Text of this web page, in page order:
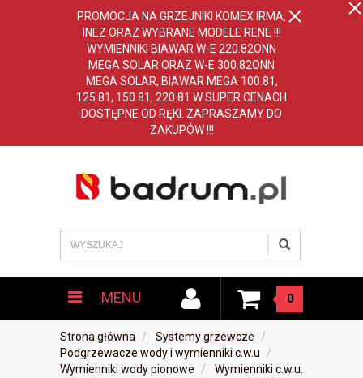
PROMOCJA NA GRZEJNIKI KOMEX IRMA,
INEZ ORAZ WYBRANE MODELE RENE !!!
WYMIENNIKI BIAWAR W-E 220.82ONN
MEGA SOLAR ORAZ W-E 300.82ONN
MEGA SOLAR, BIAWAR MEGA 100.81,
125.81, 150.81, 220.81 W SUPER CENACH
DOSTĘPNE OD RĘKI. ZAPRASZAMY DO
ZAKUPÓW !!!
MENU 0
Strona główna
Systemy grzewcze
Podgrzewacze wody i wymienniki c.w.u
Wymienniki wody pionowe
Wymienniki c.w.u.